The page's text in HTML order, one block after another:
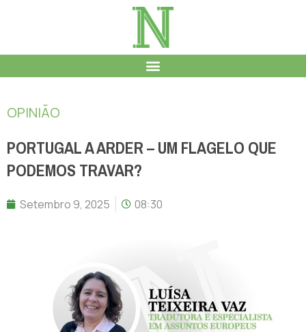
OPINIÃO
PORTUGAL A ARDER – UM FLAGELO QUE
PODEMOS TRAVAR?
Setembro 9, 2025 08:30